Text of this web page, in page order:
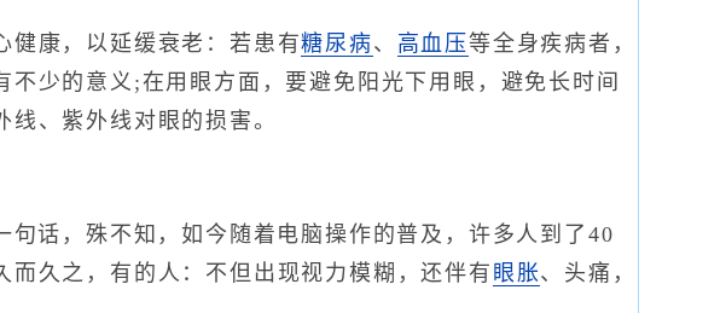
康，以延缓衰老：若患有糖尿病、 高血压等全身疾病者，
少的意义;在用眼方面，要避免阳光下用眼，避免长时间
、紫外线对眼的损害。
话，殊不知，如今随着电脑操作的普及，许多人到了40
久之，有的人：不但出现视力模糊，还伴有 眼胀、头痛，